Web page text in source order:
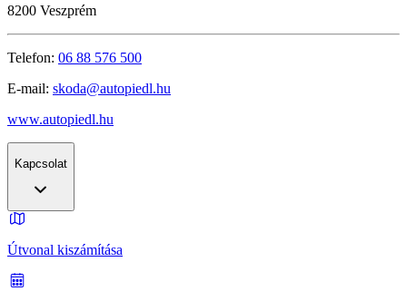
8200 Veszprém
Telefon: 06 88 576 500
E-mail: skoda@autopiedl.hu
www.autopiedl.hu
Kapcsolat
Útvonal kiszámítása